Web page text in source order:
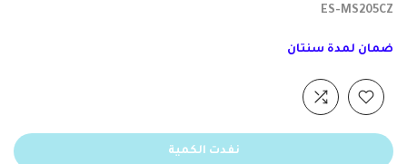
ES-MS205CZ
ضمان لمدة سنتان
نفدت الكمية